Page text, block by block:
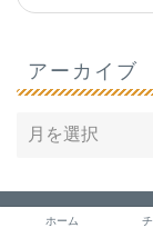
アーカイブ
ホーム